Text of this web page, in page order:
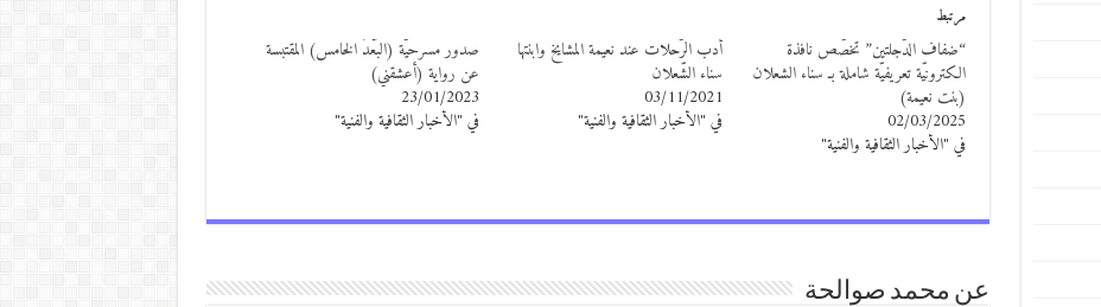
مرتبط
“ضفاف الدّجلتين” تخصّص نافذة
الكترونيّة تعريفيّة شاملة بـ سناء الشعلان
(بنت نعيمة)
02/03/2025
في "الأخبار الثقافية والفنية"
أدب الرّحلات عند نعيمة المشايخ وابنتها
سناء الشّعلان
03/11/2021
في "الأخبار الثقافية والفنية"
صدور مسرحيّة (البُعْدُ الخامس) المقتبسة
عن رواية (أعشقني)
23/01/2023
في "الأخبار الثقافية والفنية"
عن محمد صوالحة